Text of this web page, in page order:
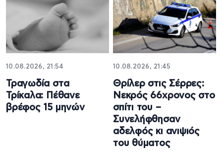
10.08.2026, 21:54
Τραγωδία στα
Τρίκαλα: Πέθανε
βρέφος 15 μηνών
10.08.2026, 21:45
Θρίλερ στις Σέρρες:
Νεκρός 66χρονος στο
σπίτι του –
Συνελήφθησαν
αδελφός κι ανιψιός
του θύματος